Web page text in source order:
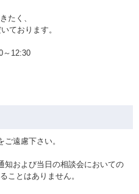
たく、
ております。
～12:30
遠慮下さい。
知および当日の相談会においての
ことはありません。